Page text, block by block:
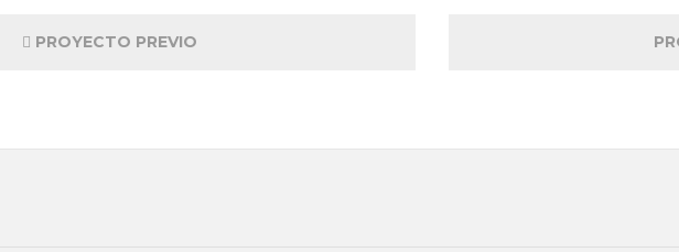
PROYECTO PREVIO